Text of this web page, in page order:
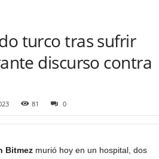
turco tras sufrir
discurso contra
81 0
Bitmez murió hoy en un hospital, dos